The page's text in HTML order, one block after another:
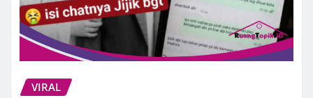
VIRAL